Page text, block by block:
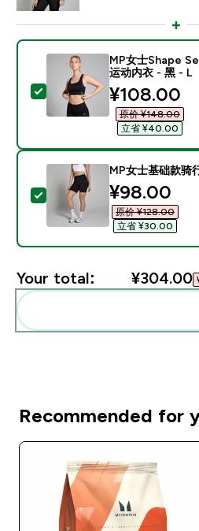
Select this product - MP
MP女士Shape
运动内衣 - 黑 - L
¥108.00‎
原价 ¥148.00‎
立省 ¥40.00‎
Select this product - MP
MP女士基础款骑
¥98.00‎
原价 ¥128.00‎
立省 ¥30.00‎
Your total: ¥304.00‎
Recommended for